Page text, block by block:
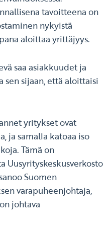
tavoitteena on
nykyistä
aloittaa yrittäjyys.
saa asiakkuudet ja
sijaan, että aloittaisi
yritykset ovat
ja samalla katoaa iso
Tämä on
Uusyrityskeskusverkosto
Suomen
varapuheenjohtaja,
johtava